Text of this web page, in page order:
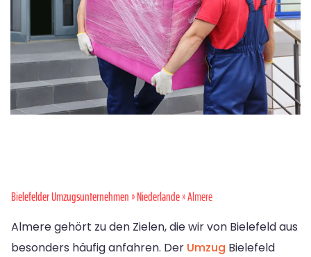
Bielefelder Umzugsunternehmen»Niederlande» Almere
Almere gehört zu den Zielen, die wir von Bielefeld aus
besonders häufig anfahren. Der Umzug Bielefeld